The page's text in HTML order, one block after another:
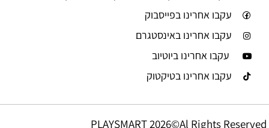
עקבו אחרינו בפייסבוק
עקבו אחרינו באינסטגרם
עקבו אחרינו ביוטיוב
עקבו אחרינו בטיקטוק
PLAYSMART 2026©Al Rights Reserved